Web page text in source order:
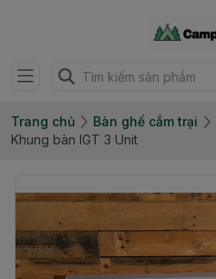
Trang chủ Bàn ghế cắm trại
Khung bàn IGT 3 Unit